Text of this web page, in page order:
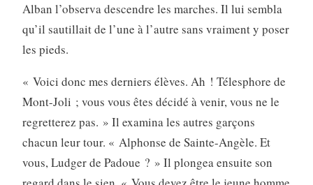
Alban l’observa descendre les marches. Il lui sembla
qu’il sautillait de l’une à l’autre sans vraiment y poser
les pieds.
« Voici donc mes derniers élèves. Ah ! Télesphore de
Mont-Joli ; vous vous êtes décidé à venir, vous ne le
regretterez pas. » Il examina les autres garçons
chacun leur tour. « Alphonse de Sainte-Angèle. Et
vous, Ludger de Padoue ? » Il plongea ensuite son